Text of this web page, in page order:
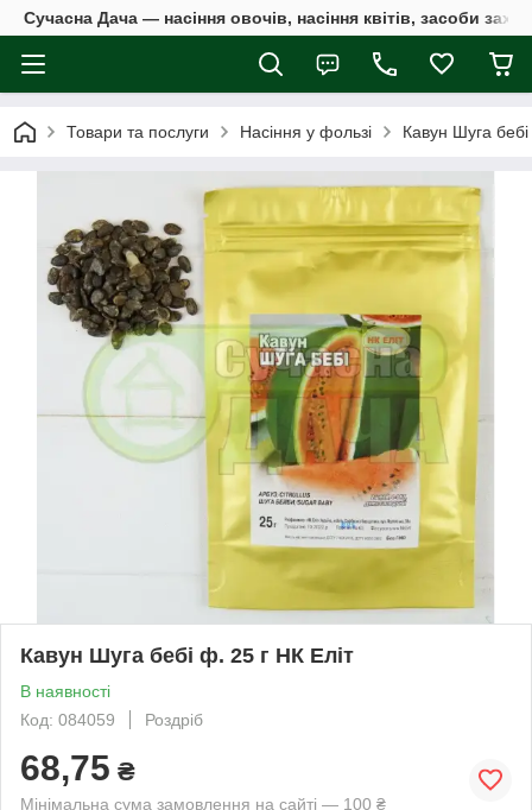
Сучасна Дача — насіння овочів, насіння квітів, засоби
Товари та послуги Насіння у фользі Кавун Шуга
Кавун Шуга бебі ф. 25 г НК Еліт
В наявності
Код: 084059
Роздріб
68,75 ₴
Мінімальна сума замовлення на сайті — 100 ₴